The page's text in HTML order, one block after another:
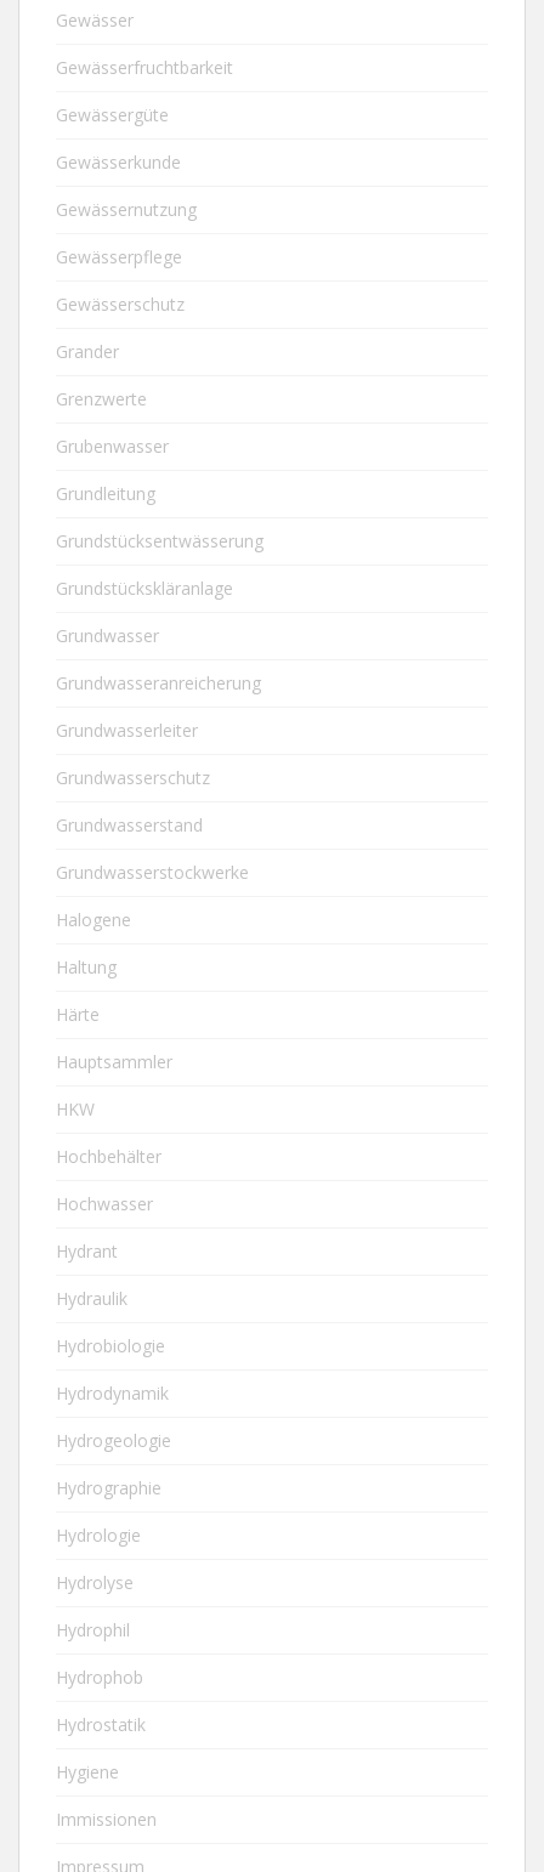
Gewässer
Gewässerfruchtbarkeit
Gewässergüte
Gewässerkunde
Gewässernutzung
Gewässerpflege
Gewässerschutz
Grander
Grenzwerte
Grubenwasser
Grundleitung
Grundstücksentwässerung
Grundstückskläranlage
Grundwasser
Grundwasseranreicherung
Grundwasserleiter
Grundwasserschutz
Grundwasserstand
Grundwasserstockwerke
Halogene
Haltung
Härte
Hauptsammler
HKW
Hochbehälter
Hochwasser
Hydrant
Hydraulik
Hydrobiologie
Hydrodynamik
Hydrogeologie
Hydrographie
Hydrologie
Hydrolyse
Hydrophil
Hydrophob
Hydrostatik
Hygiene
Immissionen
Impressum